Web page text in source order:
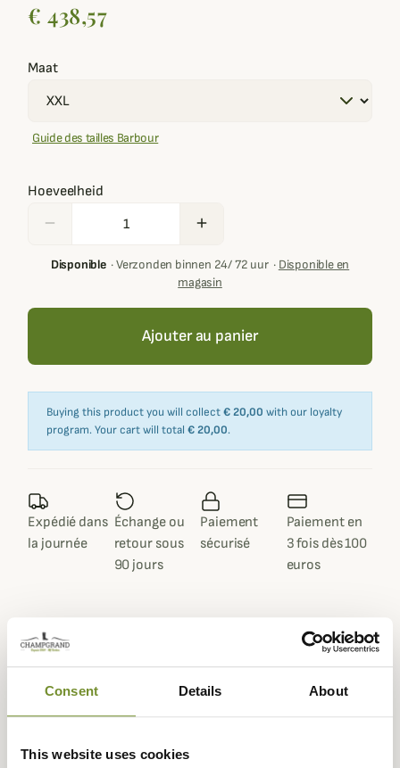
Consent Details About
This website uses cookies
€ 438,57
Maat
Guide des tailles Barbour
Hoeveelheid
remove add
Disponible·Verzonden binnen 24/ 72 uur· Disponible en
magasin
Ajouter au panier
Buying this product you will collect€ 20,00 with our loyalty
program. Your cart will total € 20,00.
Expédié dans
la journée
Échange ou
retour sous
90 jours
Paiement
sécurisé
Paiement en
3 fois dès 100
euros
Beschrijving
Barbour vous présente la version huilée de sa célèbre